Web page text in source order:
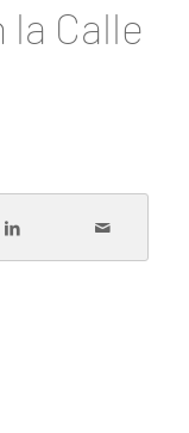
la Calle